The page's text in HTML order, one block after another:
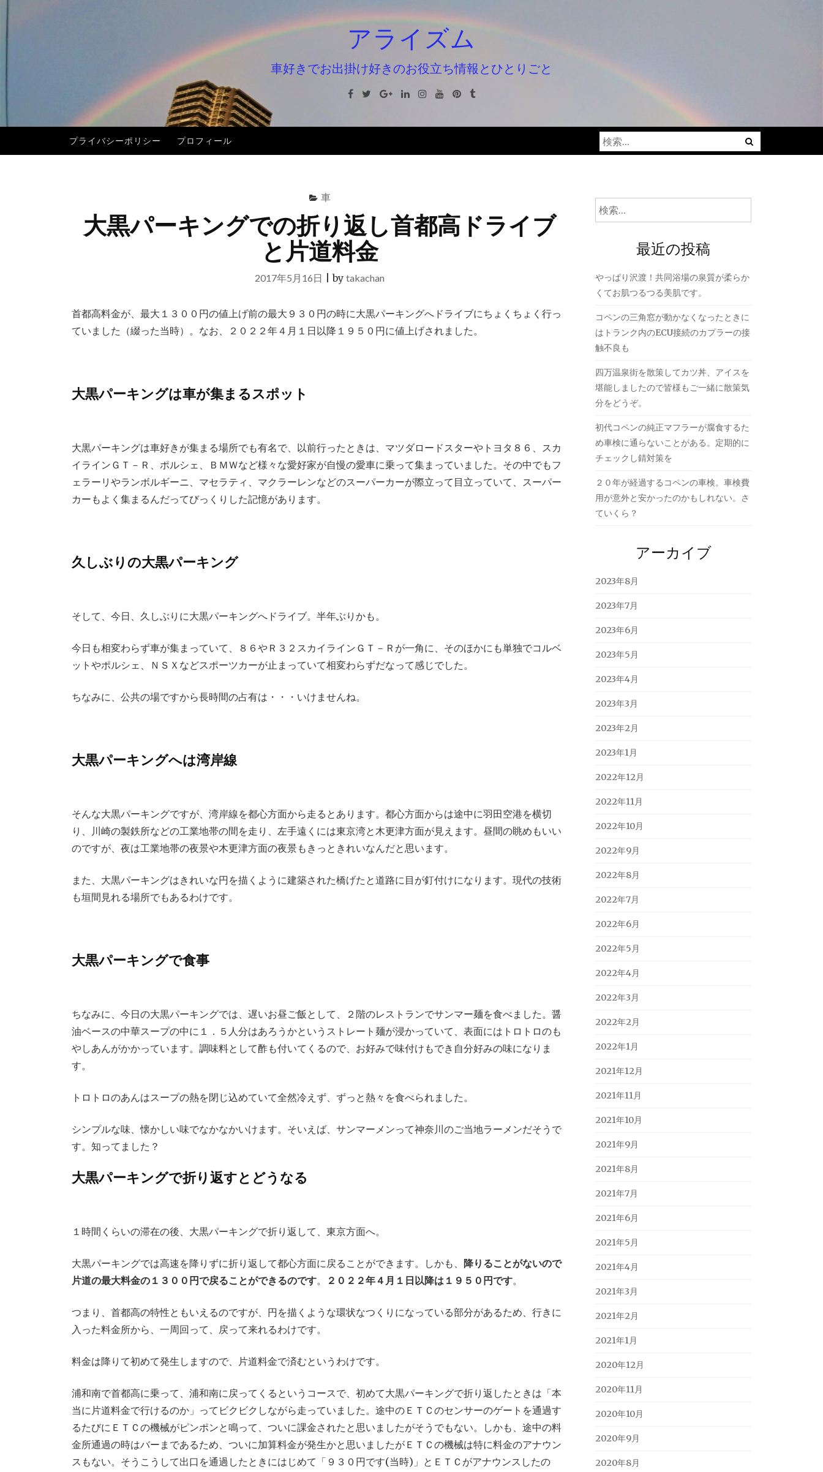
キ
アライズム
車好きでお出掛け好きのお役立ち情報とひとりごと
Facebook
TwitterGoogle+LinkedinInstagramYoutubePinterest
Tumblr
プライバシーポリシー プロフィール
検
索:
車
大黒パーキングでの折り返し首都高ドライブ
と片道料金
2017年5月16日 |by takachan
首都高料金が、最大１３００円の値上げ前の最大９３０円の時に大黒パーキングへドライブにちょくちょく行っ
ていました（綴った当時）。なお、２０２２年４月１日以降１９５０円に値上げされました。
大黒パーキングは車が集まるスポット
大黒パーキングは車好きが集まる場所でも有名で、以前行ったときは、マツダロードスターやトヨタ８６、スカ
イラインＧＴ－Ｒ、ポルシェ、ＢＭＷなど様々な愛好家が自慢の愛車に乗って集まっていました。その中でもフ
ェラーリやランボルギーニ、マセラティ、マクラーレンなどのスーパーカーが際立って目立っていて、スーパー
カーもよく集まるんだってびっくりした記憶があります。
久しぶりの大黒パーキング
そして、今日、久しぶりに大黒パーキングへドライブ。半年ぶりかも。
今日も相変わらず車が集まっていて、８６やＲ３２スカイラインＧＴ－Ｒが一角に、そのほかにも単独でコルベ
ットやポルシェ、ＮＳＸなどスポーツカーが止まっていて相変わらずだなって感じでした。
ちなみに、公共の場ですから長時間の占有は・・・いけませんね。
大黒パーキングへは湾岸線
そんな大黒パーキングですが、湾岸線を都心方面から走るとあります。都心方面からは途中に羽田空港を横切
り、川崎の製鉄所などの工業地帯の間を走り、左手遠くには東京湾と木更津方面が見えます。昼間の眺めもいい
のですが、夜は工業地帯の夜景や木更津方面の夜景もきっときれいなんだと思います。
また、大黒パーキングはきれいな円を描くように建築された橋げたと道路に目が釘付けになります。現代の技術
も垣間見れる場所でもあるわけです。
大黒パーキングで食事
ちなみに、今日の大黒パーキングでは、遅いお昼ご飯として、２階のレストランでサンマー麺を食べました。醤
油ベースの中華スープの中に１．５人分はあろうかというストレート麺が浸かっていて、表面にはトロトロのも
やしあんがかかっています。調味料として酢も付いてくるので、お好みで味付けもでき自分好みの味になりま
す。
トロトロのあんはスープの熱を閉じ込めていて全然冷えず、ずっと熱々を食べられました。
シンプルな味、懐かしい味でなかなかいけます。そいえば、サンマーメンって神奈川のご当地ラーメンだそうで
す。知ってました？
大黒パーキングで折り返すとどうなる
１時間くらいの滞在の後、大黒パーキングで折り返して、東京方面へ。
大黒パーキングでは高速を降りずに折り返して都心方面に戻ることができます。しかも、 降りることがないので
片道の最大料金の１３００円で戻ることができるのです。 ２０２２年４月１日以降は１９５０円です。
つまり、首都高の特性ともいえるのですが、円を描くような環状なつくりになっている部分があるため、行きに
入った料金所から、一周回って、戻って来れるわけです。
料金は降りて初めて発生しますので、片道料金で済むというわけです。
浦和南で首都高に乗って、浦和南に戻ってくるというコースで、初めて大黒パーキングで折り返したときは「本
当に片道料金で行けるのか」ってビクビクしながら走っていました。途中のＥＴＣのセンサーのゲートを通過す
るたびにＥＴＣの機械がピンポンと鳴って、ついに課金されたと思いましたがそうでもない。しかも、途中の料
金所通過の時はバーまであるため、ついに加算料金が発生かと思いましたがＥＴＣの機械は特に料金のアナウン
スもない。そうこうして出口を通過したときにはじめて「９３０円です(当時)」とＥＴＣがアナウンスしたの
検
索:
最近の投稿
やっぱり沢渡！共同浴場の泉質が柔らか
くてお肌つるつる美肌です。
コペンの三角窓が動かなくなったときに
はトランク内のECU接続のカプラーの接
触不良も
四万温泉街を散策してカツ丼、アイスを
堪能しましたので皆様もご一緒に散策気
分をどうぞ。
初代コペンの純正マフラーが腐食するた
め車検に通らないことがある。定期的に
チェックし錆対策を
２０年が経過するコペンの車検。車検費
用が意外と安かったのかもしれない。さ
ていくら？
アーカイブ
2023年8月
2023年7月
2023年6月
2023年5月
2023年4月
2023年3月
2023年2月
2023年1月
2022年12月
2022年11月
2022年10月
2022年9月
2022年8月
2022年7月
2022年6月
2022年5月
2022年4月
2022年3月
2022年2月
2022年1月
2021年12月
2021年11月
2021年10月
2021年9月
2021年8月
2021年7月
2021年6月
2021年5月
2021年4月
2021年3月
2021年2月
2021年1月
2020年12月
2020年11月
2020年10月
2020年9月
2020年8月